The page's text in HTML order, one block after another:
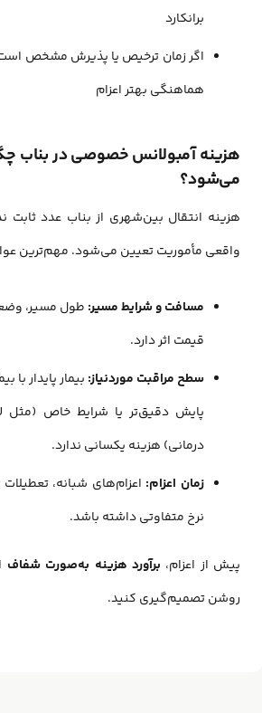
برانکارد
اگر زمان ترخیص یا پذیرش مشخص
هماهنگی بهتر اعزام
هزینه آمبولانس خصوصی در بناب
می‌شود؟
هزینه انتقال بین‌شهری از بناب عدد ثابت
واقعی مأموریت تعیین می‌شود. مهم‌ترین
مسافت و شرایط مسیر: طول مسیر،
قیمت اثر دارد.
سطح مراقبت موردنیاز: بیمار پایدار با
درمانی) هزینه یکسانی ندارد.
زمان اعزام: اعزام‌های شبانه،
نرخ متفاوتی داشته باشد.
پیش از اعزام، برآورد هزینه به‌صورت شفاف
روشن تصمیم‌گیری کنید.